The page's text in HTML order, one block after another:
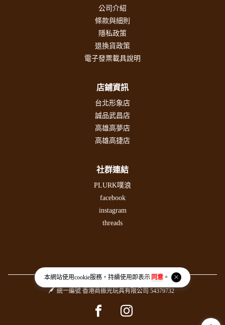
本網站使用cookie服務，持續使用即表示 同意。
公司介紹
條款與細則
隱私政策
退換貨政策
電子發票載具說明
店鋪資訊
台北形象店
誠品武昌店
高雄高夢店
高雄高捷店
社群連結
PLURK噗浪
facebook
instagram
threads
統一編號 香港商振光玩具有限公司 54379732
Facebook pageInstagram page